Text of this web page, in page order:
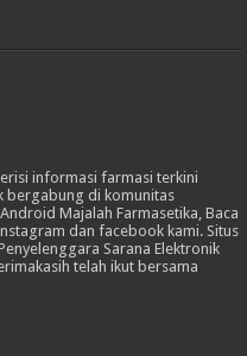
informasi farmasi terkini
bergabung di komunitas
Majalah Farmasetika, Baca
dan facebook kami. Situs
Sarana Elektronik
telah ikut bersama